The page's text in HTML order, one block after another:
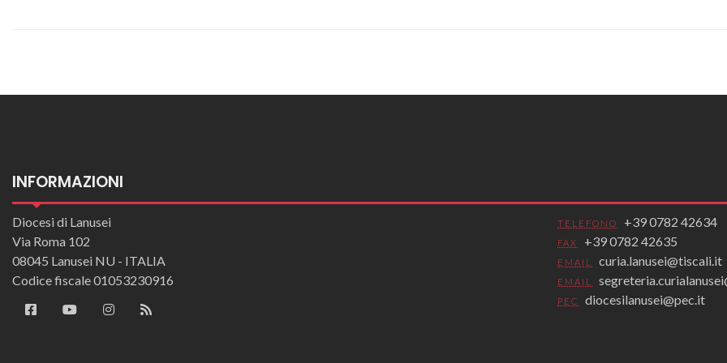
INFORMAZIONI
Diocesi di Lanusei
Via Roma 102
08045 Lanusei NU - ITALIA
Codice fiscale 01053230916
TELEFONO +39 0782 42634
FAX +39 0782 42635
EMAIL curia.lanusei@tiscali.it
EMAIL
PEC diocesilanusei@pec.it